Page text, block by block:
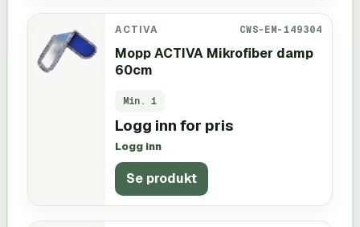
ACTIVA CWS-EM-149304
Mopp ACTIVA Mikrofiber damp
60cm
Min. 1
Logg inn for pris
Logg inn
Se produkt